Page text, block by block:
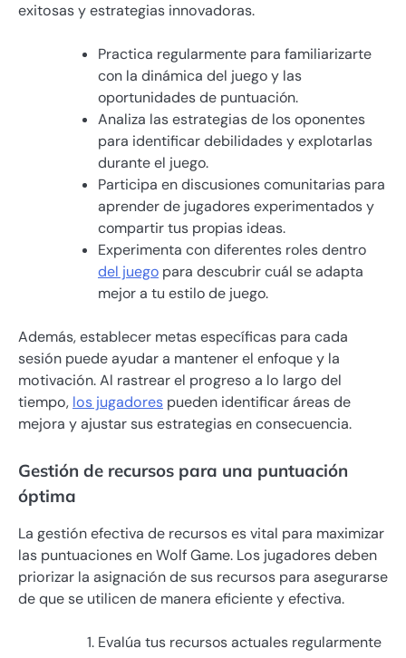
exitosas y estrategias innovadoras.
Practica regularmente para familiarizarte
con la dinámica del juego y las
oportunidades de puntuación.
Analiza las estrategias de los oponentes
para identificar debilidades y explotarlas
durante el juego.
Participa en discusiones comunitarias para
aprender de jugadores experimentados y
compartir tus propias ideas.
Experimenta con diferentes roles dentro
del juego para descubrir cuál se adapta
mejor a tu estilo de juego.
Además, establecer metas específicas para cada
sesión puede ayudar a mantener el enfoque y la
motivación. Al rastrear el progreso a lo largo del
tiempo, los jugadores pueden identificar áreas de
mejora y ajustar sus estrategias en consecuencia.
Gestión de recursos para una puntuación
óptima
La gestión efectiva de recursos es vital para maximizar
las puntuaciones en Wolf Game. Los jugadores deben
priorizar la asignación de sus recursos para asegurarse
de que se utilicen de manera eficiente y efectiva.
Evalúa tus recursos actuales regularmente